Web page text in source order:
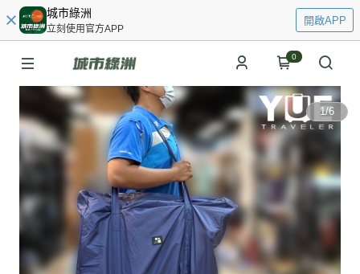
城市綠洲
立刻使用官方APP
開啟APP
0
1/6